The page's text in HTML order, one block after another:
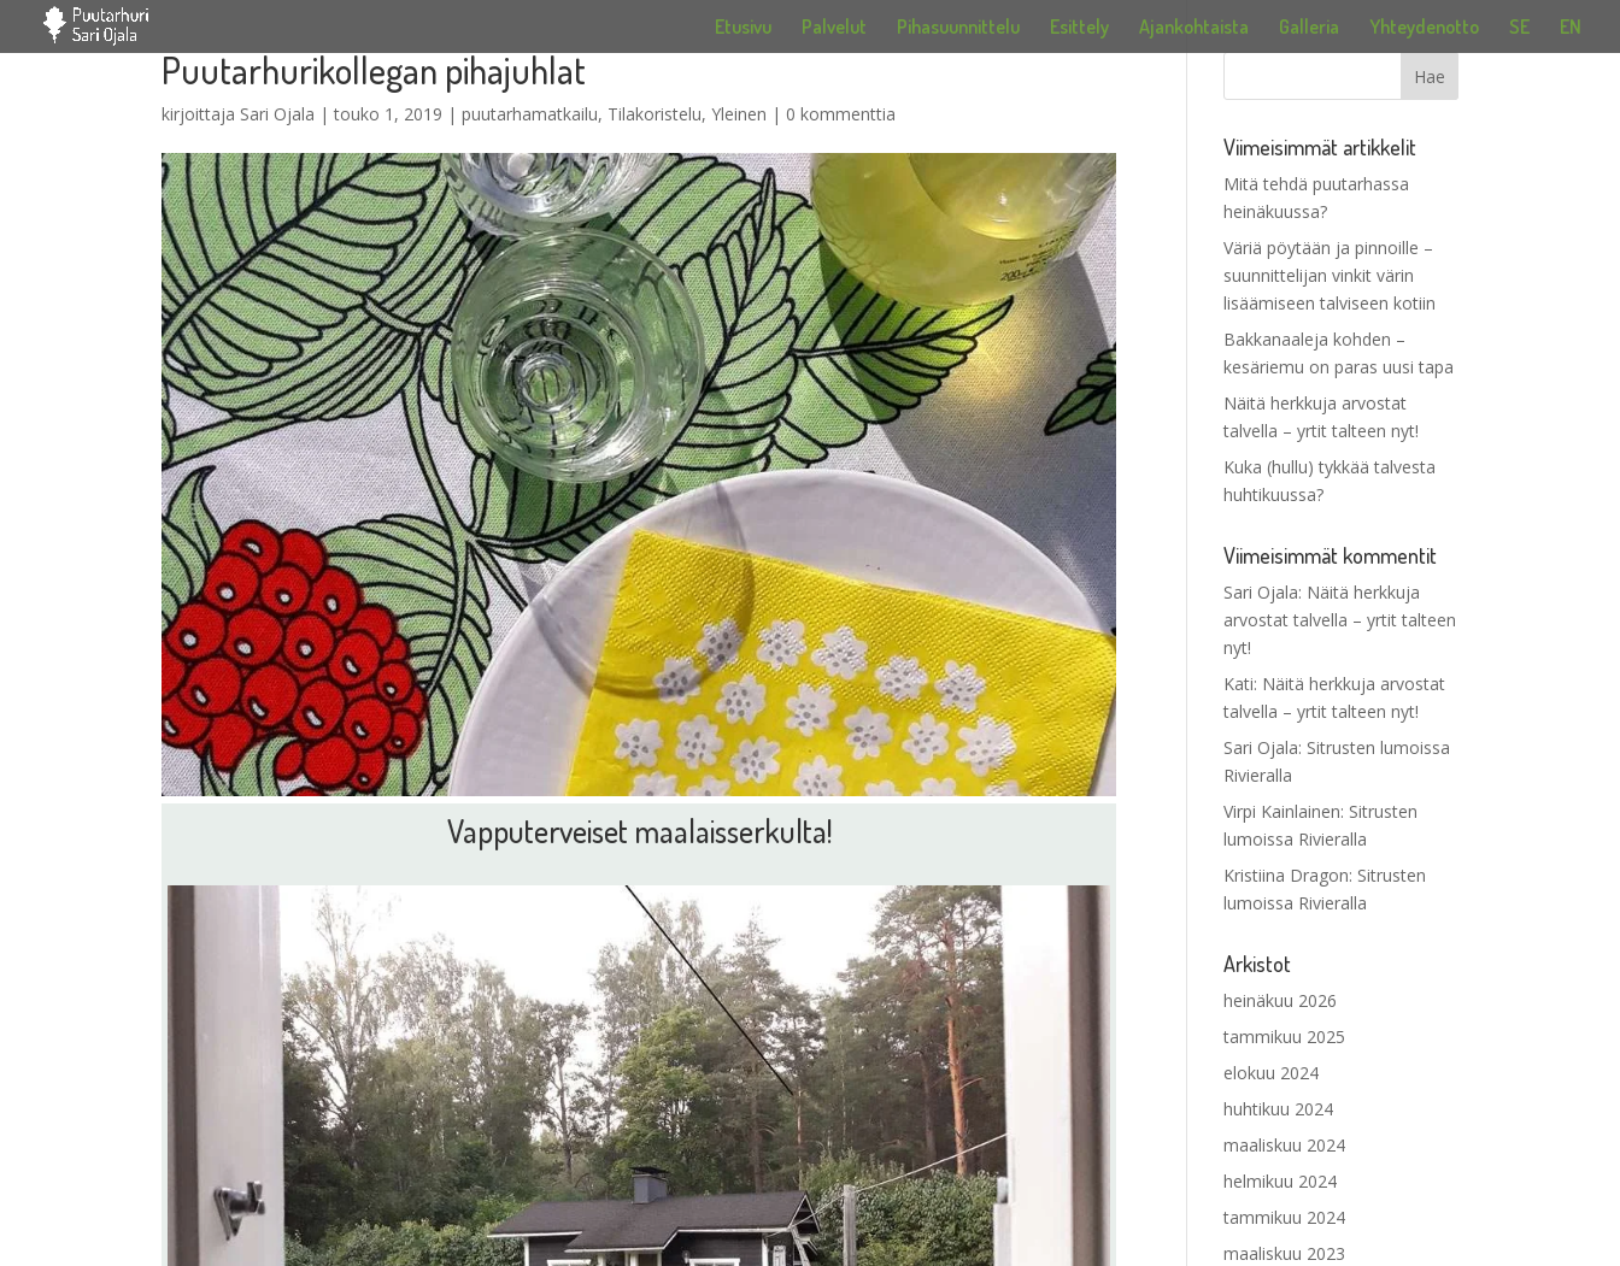
Etusivu Palvelut Pihasuunnittelu Esittely Ajankohtaista Galleria Yhteydenotto SE EN
Puutarhurikollegan pihajuhlat
kirjoittaja Sari Ojala |touko 1, 2019 |puutarhamatkailu, Tilakoristelu,Yleinen | 0 kommenttia
Vapputerveiset maalaisserkulta!
Viimeisimmät artikkelit
Mitä tehdä puutarhassa
heinäkuussa?
Väriä pöytään ja pinnoille –
suunnittelijan vinkit värin
lisäämiseen talviseen kotiin
Bakkanaaleja kohden –
kesäriemu on paras uusi tapa
Näitä herkkuja arvostat
talvella – yrtit talteen nyt!
Kuka (hullu) tykkää talvesta
huhtikuussa?
Viimeisimmät kommentit
Sari Ojala: Näitä herkkuja
arvostat talvella – yrtit talteen
nyt!
Kati: Näitä herkkuja arvostat
talvella – yrtit talteen nyt!
Sari Ojala: Sitrusten lumoissa
Rivieralla
Virpi Kainlainen: Sitrusten
lumoissa Rivieralla
Kristiina Dragon: Sitrusten
lumoissa Rivieralla
Arkistot
heinäkuu 2026
tammikuu 2025
elokuu 2024
huhtikuu 2024
maaliskuu 2024
helmikuu 2024
tammikuu 2024
maaliskuu 2023